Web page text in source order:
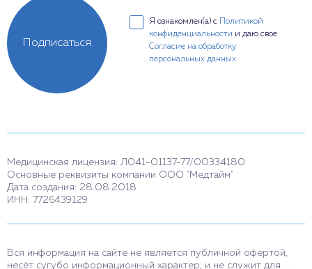
Я ознакомлен(а) с
Политикой
конфиденциальности и даю свое
Согласие на обработку
персональных данных
Подписаться
Медицинская лицензия: Л041-01137-77/00334180
Основные реквизиты компании ООО "Медтайм"
Дата создания: 28.08.2018
ИНН: 7726439129
Вся информация на сайте не является публичной офертой,
несёт сугубо информационный характер, и не служит для